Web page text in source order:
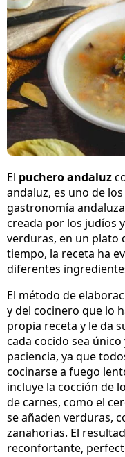
El puchero andaluz
andaluz, es uno de
gastronomía
creada por los judíos
verduras, en un plato
tiempo, la receta ha
diferentes
El método de
y del cocinero que lo
propia receta y le da
cada cocido sea
paciencia, ya que
cocinarse a fuego
incluye la cocción de
de carnes, como el
se añaden verduras,
zanahorias. El
reconfortante,